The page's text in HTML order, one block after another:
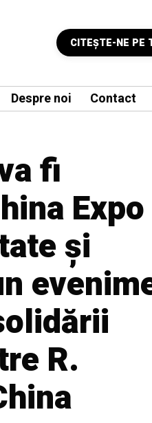
CITEŞTE-NE PE
Despre noi Contact
fi
Expo
și
R.